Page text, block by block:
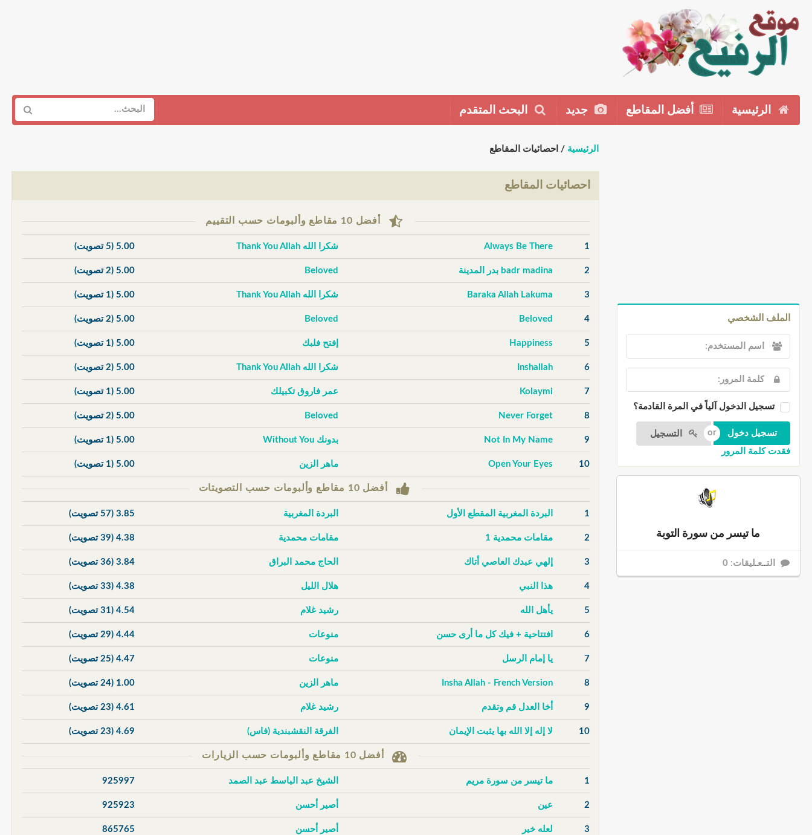
الرئيسية أفضل المقاطع جديد البحث المتقدم
الملف الشخصي
تسجيل الدخول آلياً في المرة القادمة؟
التسجيل
فقدت كلمة المرور
ما تيسر من سورة التوبة
التــعـليقات: 0
الرئيسية / احصائيات المقاطع
احصائيات المقاطع
أفضل 10 مقاطع وألبومات حسب التقييم
1
Always Be There شكرا الله Thank You Allah 5.00 (5 تصويت)
2 badr madina بدر المدينة Beloved
5.00 (2 تصويت)
3
Baraka Allah Lakuma شكرا الله Thank You Allah 5.00 (1 تصويت)
4
Beloved
Beloved
5.00 (2 تصويت)
5
Happiness إفتح فلبك 5.00 (1 تصويت)
6
Inshallah شكرا الله Thank You Allah 5.00 (2 تصويت)
7
Kolaymi عمر فاروق تكبيلك 5.00 (1 تصويت)
8
Never Forget
Beloved
5.00 (2 تصويت)
9
Not In My Name بدونك Without You 5.00 (1 تصويت)
10
Open Your Eyes ماهر الزين 5.00 (1 تصويت)
أفضل 10 مقاطع وألبومات حسب التصويتات
1 البردة المغربية المقطع الأول البردة المغربية 3.85 (57 تصويت)
2 مقامات محمدية 1 مقامات محمدية 4.38 (39 تصويت)
3 إلهي عبدك العاصي أتاك الحاج محمد البراق 3.84 (36 تصويت)
4 هذا النبي هلال الليل 4.38 (33 تصويت)
5 يأهل الله رشيد غلام 4.54 (31 تصويت)
6 افتتاحية + فيك كل ما أرى حسن منوعات 4.44 (29 تصويت)
7 يا إمام الرسل منوعات 4.47 (25 تصويت)
8
Insha Allah - French Version ماهر الزين 1.00 (24 تصويت)
9 أخا العدل قم وتقدم رشيد غلام 4.61 (23 تصويت)
10 لا إله إلا الله بها يثبت الإيمان الفرقة النقشبندية (فاس) 4.69 (23 تصويت)
أفضل 10 مقاطع وألبومات حسب الزيارات
1 ما تيسر من سورة مريم الشيخ عبد الباسط عبد الصمد 925997
2 عين أصير أحسن 925923
3 لعله خير أصير أحسن 865765